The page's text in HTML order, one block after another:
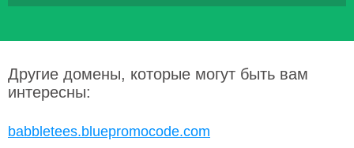
Другие домены, которые могут быть вам
интересны:
babbletees.bluepromocode.com